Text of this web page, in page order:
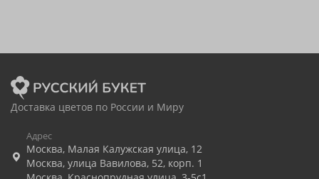
Доставка цветов по России и Миру
Адрес
Москва, Малая Калужская улица, 12
Москва, улица Вавилова, 52, корп. 1